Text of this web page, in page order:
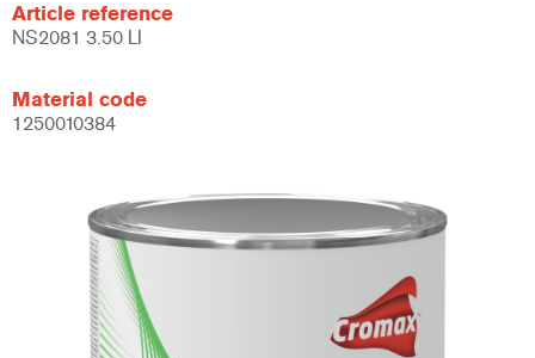
Article reference
NS2081 3.50 LI
Material code
1250010384